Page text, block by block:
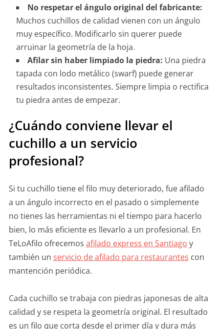
No respetar el ángulo original del fabricante:
Muchos cuchillos de calidad vienen con un ángulo
muy específico. Modificarlo sin querer puede
arruinar la geometría de la hoja.
Afilar sin haber limpiado la piedra: Una piedra
tapada con lodo metálico (swarf) puede generar
resultados inconsistentes. Siempre limpia o rectifica
tu piedra antes de empezar.
¿Cuándo conviene llevar el
cuchillo a un servicio
profesional?
Si tu cuchillo tiene el filo muy deteriorado, fue afilado
a un ángulo incorrecto en el pasado o simplemente
no tienes las herramientas ni el tiempo para hacerlo
bien, lo más eficiente es llevarlo a un profesional. En
TeLoAfilo ofrecemos afilado express en Santiago y
también un servicio de afilado para restaurantes con
mantención periódica.
Cada cuchillo se trabaja con piedras japonesas de alta
calidad y se respeta la geometría original. El resultado
es un filo que corta desde el primer día y dura más